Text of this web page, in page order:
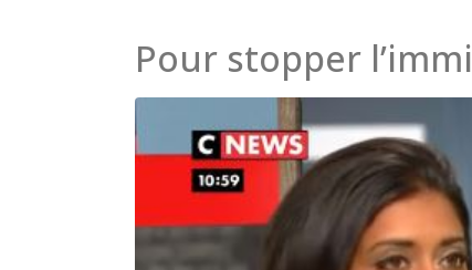
Pour stopper